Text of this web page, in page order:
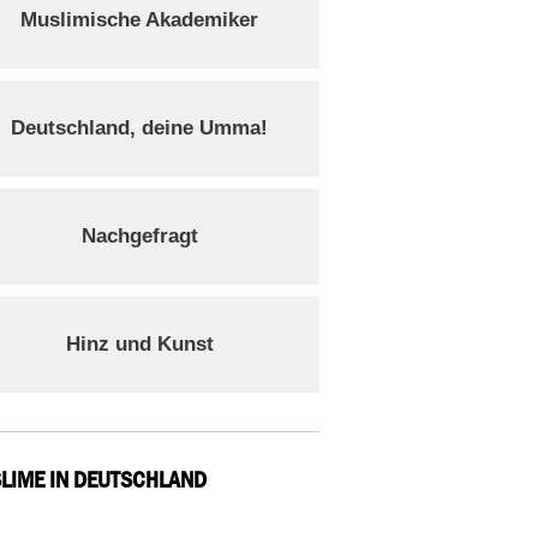
Muslimische Akademiker
Deutschland, deine Umma!
Nachgefragt
Hinz und Kunst
IN DEUTSCHLAND